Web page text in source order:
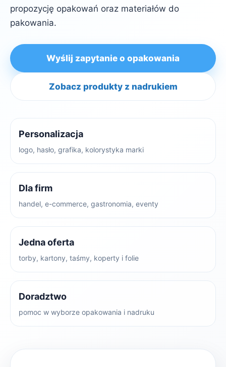
propozycję opakowań oraz materiałów do
pakowania.
Wyślij zapytanie o opakowania
Zobacz produkty z nadrukiem
Personalizacja
logo, hasło, grafika, kolorystyka marki
Dla firm
handel, e-commerce, gastronomia, eventy
Jedna oferta
torby, kartony, taśmy, koperty i folie
Doradztwo
pomoc w wyborze opakowania i nadruku